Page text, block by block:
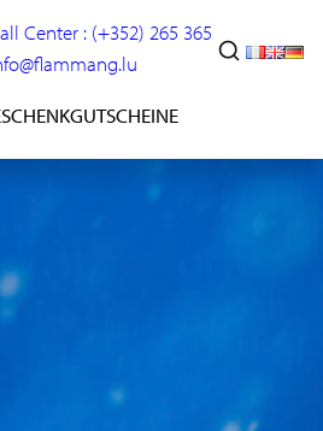
Center : (+352) 265 365